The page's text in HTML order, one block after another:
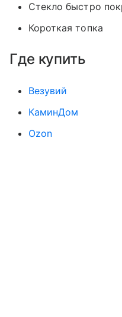
Стекло быстро
Короткая топка
Где купить
Везувий
КаминДом
Ozon